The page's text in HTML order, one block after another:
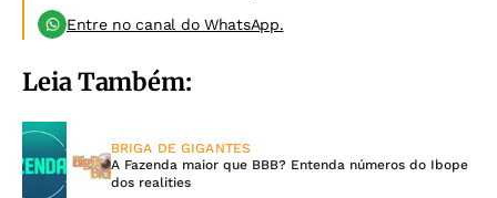
Entre no canal do WhatsApp.
Leia Também:
BRIGA DE GIGANTES
A Fazenda maior que BBB? Entenda números do Ibope
dos realities